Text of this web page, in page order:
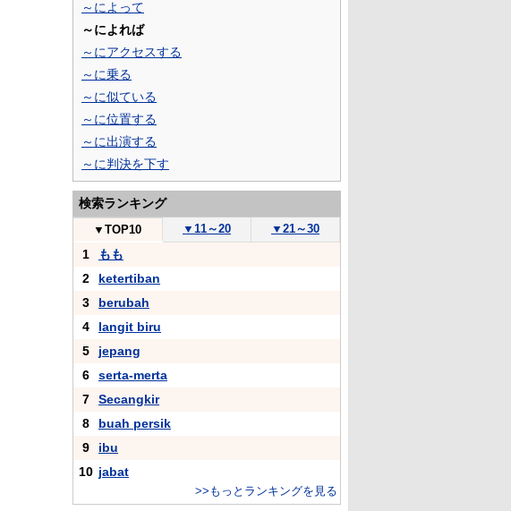
～によって
～によれば
～にアクセスする
～に乗る
～に似ている
～に位置する
～に出演する
～に判決を下す
検索ランキング
▼ TOP10 ▼ 11～20 ▼ 21～30
1
もも
2
ketertiban
3
berubah
4
langit biru
5
jepang
6
serta-merta
7
Secangkir
8
buah persik
9
ibu
10 jabat
>>もっとランキングを見る